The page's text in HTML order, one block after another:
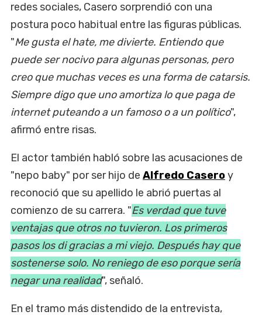
redes sociales, Casero sorprendió con una
postura poco habitual entre las figuras públicas.
"Me gusta el hate, me divierte. Entiendo que
puede ser nocivo para algunas personas, pero
creo que muchas veces es una forma de catarsis.
Siempre digo que uno amortiza lo que paga de
internet puteando a un famoso o a un político",
afirmó entre risas.
El actor también habló sobre las acusaciones de
"nepo baby" por ser hijo de Alfredo Caseroy
reconoció que su apellido le abrió puertas al
comienzo de su carrera. "Es verdad que tuve
ventajas que otros no tuvieron. Los primeros
pasos los di gracias a mi viejo. Después hay que
sostenerse solo. No reniego de eso porque sería
negar una realidad", señaló.
En el tramo más distendido de la entrevista,